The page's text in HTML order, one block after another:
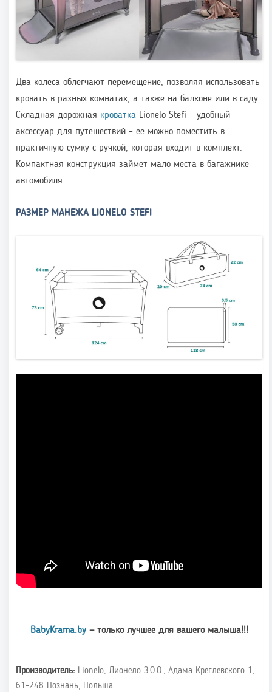
Два колеса облегчают перемещение, позволяя использовать
кровать в разных комнатах, а также на балконе или в саду.
Складная дорожная кроватка Lionelo Stefi – удобный
аксессуар для путешествий – ее можно поместить в
практичную сумку с ручкой, которая входит в комплект.
Компактная конструкция займет мало места в багажнике
автомобиля.
РАЗМЕР МАНЕЖА LIONELO STEFI
BabyKrama.by— только лучшее для вашего малыша!!!
Производитель: Lionelo, Лионело З.О.О., Адама Креглевского 1,
61-248 Познань, Польша